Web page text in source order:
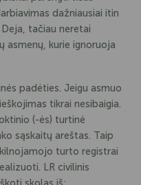
dažniausiai itin
tačiau neretai
asmenų, kurie ignoruoja
padėties. Jeigu asmuo
tikrai nesibaigia.
(-ės) turtinė
sąskaitų areštas. Taip
turto registrai
LR civilinis